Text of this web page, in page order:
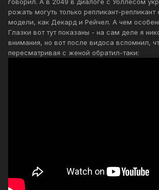
говорил. А в 2049 в диалоге с Уоллесом
рожать могуть только репликант-репликант
модели, как Декард и Рейчел. А чем
Глазки вот тут показаны - на сам деле я
внимания, но вот после видоса вспомнил,
пересматривая с женой обратил-таки: